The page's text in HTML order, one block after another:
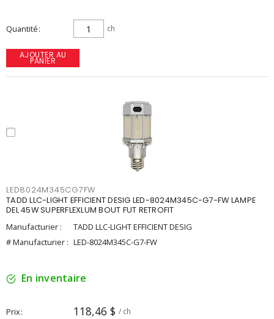
Quantité ch
AJOUTER AU
PANIER
LED8024M345CG7FW
TADD LLC-LIGHT EFFICIENT DESIG LED-8024M345C-G7-FW LAMPE
DEL 45W SUPERFLEXLUM BOUT FUT RETROFIT
Manufacturier :
TADD LLC-LIGHT EFFICIENT DESIG
# Manufacturier : LED-8024M345C-G7-FW
En inventaire
Prix 118,46 $ / ch